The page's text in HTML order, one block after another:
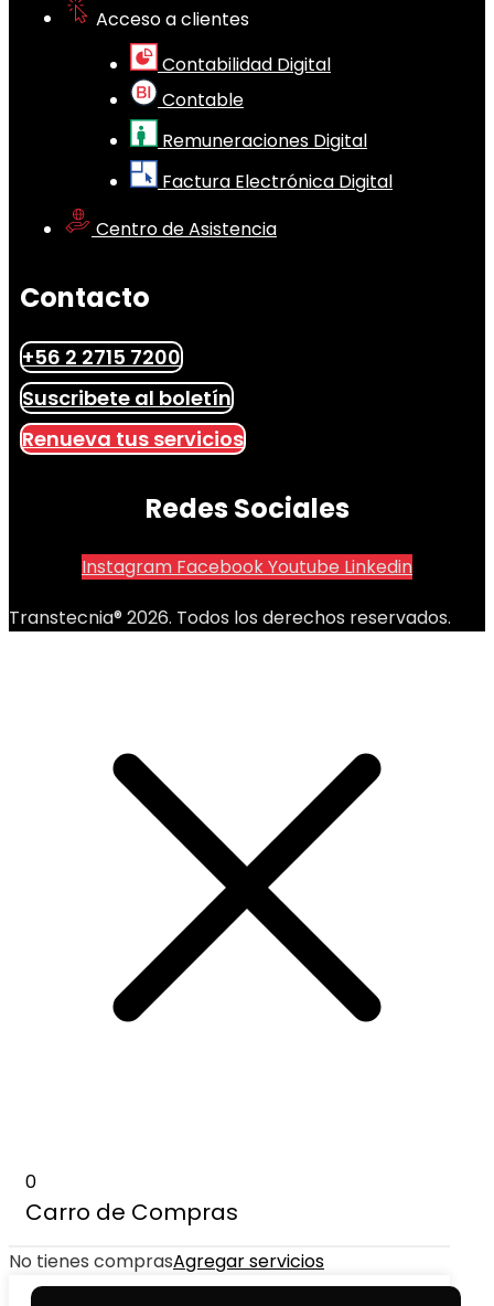
Acceso a clientes
Contabilidad Digital
Contable
Remuneraciones Digital
Factura Electrónica Digital
Centro de Asistencia
Contacto
+56 2 2715 7200
Suscribete al boletín
Renueva tus servicios
Redes Sociales
Instagram FacebookYoutube Linkedin
Transtecnia® 2026. Todos los derechos reservados.
0
Carro de Compras
No tienes comprasAgregar servicios